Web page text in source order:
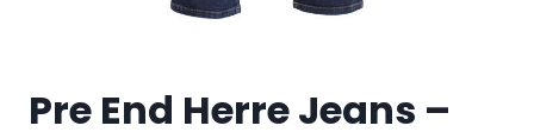
Pre End Herre Jeans –